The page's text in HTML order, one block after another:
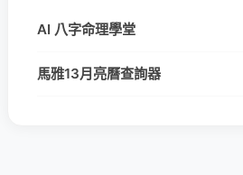
AI 八字命理學堂
馬雅13月亮曆查詢器